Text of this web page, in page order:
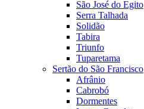
São José do Egito
Serra Talhada
Solidão
Tabira
Triunfo
Tuparetama
Sertão do São Francisco
Afrânio
Cabrobó
Dormentes